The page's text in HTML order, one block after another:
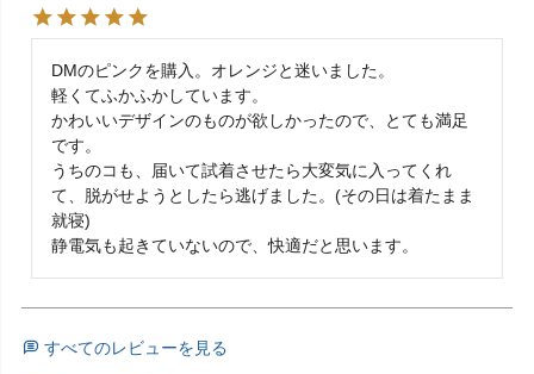
DMのピンクを購入。オレンジと迷いました。
軽くてふかふかしています。
かわいいデザインのものが欲しかったので、とても満足
です。
うちのコも、届いて試着させたら大変気に入ってくれ
て、脱がせようとしたら逃げました。(その日は着たまま
就寝)
静電気も起きていないので、快適だと思います。
すべてのレビューを見る